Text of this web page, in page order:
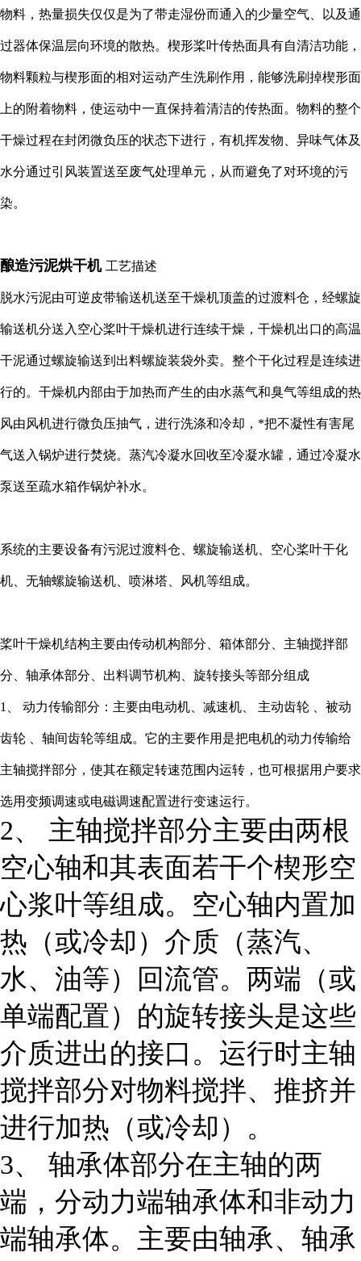
物料，热量损失仅仅是为了带走湿份而通入的少量空气、以及通
过器体保温层向环境的散热。楔形桨叶传热面具有自清洁功能，
物料颗粒与楔形面的相对运动产生洗刷作用，能够洗刷掉楔形面
上的附着物料，使运动中一直保持着清洁的传热面。物料的整个
干燥过程在封闭微负压的状态下进行，有机挥发物、异味气体及
水分通过引风装置送至废气处理单元，从而避免了对环境的污
染。
酿造污泥烘干机 工艺描述
脱水污泥由可逆皮带输送机送至干燥机顶盖的过渡料仓，经螺旋
输送机分送入空心桨叶干燥机进行连续干燥，干燥机出口的高温
干泥通过螺旋输送到出料螺旋装袋外卖。整个干化过程是连续进
行的。干燥机内部由于加热而产生的由水蒸气和臭气等组成的热
风由风机进行微负压抽气，进行洗涤和冷却，*把不凝性有害尾
气送入锅炉进行焚烧。蒸汽冷凝水回收至冷凝水罐，通过冷凝水
泵送至疏水箱作锅炉补水。
系统的主要设备有污泥过渡料仓、螺旋输送机、空心桨叶干化
机、无轴螺旋输送机、喷淋塔、风机等组成。
桨叶干燥机结构主要由传动机构部分、箱体部分、主轴搅拌部
分、轴承体部分、出料调节机构、旋转接头等部分组成
1、 动力传输部分：主要由电动机、减速机、 主动齿轮 、被动
齿轮 、轴间齿轮等组成。它的主要作用是把电机的动力传输给
主轴搅拌部分，使其在额定转速范围内运转，也可根据用户要求
选用变频调速或电磁调速配置进行变速运行。
2、 主轴搅拌部分主要由两根
空心轴和其表面若干个楔形空
心浆叶等组成。空心轴内置加
热（或冷却）介质（蒸汽、
水、油等）回流管。两端（或
单端配置）的旋转接头是这些
介质进出的接口。运行时主轴
搅拌部分对物料搅拌、推挤并
进行加热（或冷却）。
3、 轴承体部分在主轴的两
端，分动力端轴承体和非动力
端轴承体。主要由轴承、轴承